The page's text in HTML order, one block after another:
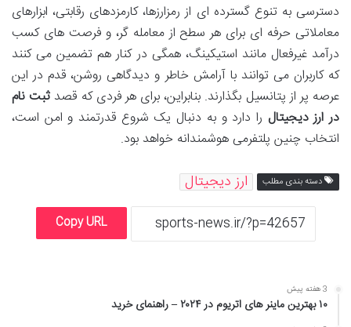
دسترسی به تنوع گسترده ای از رمزارزها، کارمزدهای رقابتی، ابزارهای
معاملاتی حرفه ای برای هر سطح از معامله گر، و فرصت های کسب
درآمد غیرفعال مانند استیکینگ، همگی در کنار هم تضمین می کنند
که کاربران می توانند با آرامش خاطر و دیدگاهی روشن، قدم در این
عرصه پر از پتانسیل بگذارند. بنابراین، برای هر فردی که قصد ثبت نام
در ارز دیجیتال را دارد و به دنبال یک شروع قدرتمند و امن است،
انتخاب چنین پلتفرمی هوشمندانه خواهد بود.
دسته بندی مطلب ارز دیجیتال
Copy URL
3 هفته پیش
۱۰ بهترین ماینر های اتریوم در ۲۰۲۴ – راهنمای خرید